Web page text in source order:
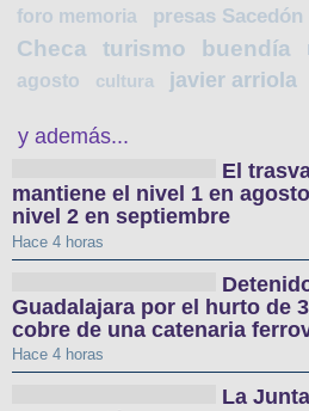
foro memoria presas Sacedón
Checa turismo buendía
agosto cultura javier arriola
y además...
El
mantiene el nivel 1 en
nivel 2 en septiembre
Hace 4 horas
Guadalajara por el hurto de
cobre de una catenaria
Hace 4 horas
La